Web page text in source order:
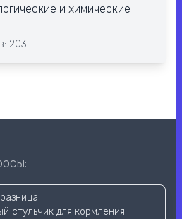
и химические
203
стульчик для кормления